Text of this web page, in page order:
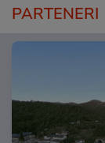
PARTENERI